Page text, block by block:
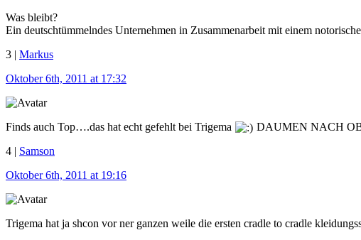
Was bleibt?
Ein deutschtümmelndes Unternehmen in Zusammenarbeit mit einem
3 | Markus
Oktober 6th, 2011 at 17:32
Finds auch Top….das hat echt gefehlt bei Trigema
DAUMEN NACH
4 | Samson
Oktober 6th, 2011 at 19:16
Trigema hat ja shcon vor ner ganzen weile die ersten cradle to cradle